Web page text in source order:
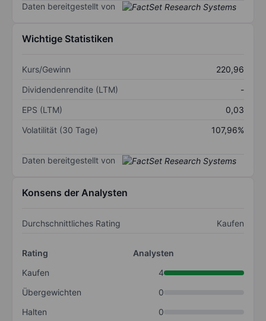
Daten bereitgestellt von
Wichtige Statistiken
Kurs/Gewinn
220,96
Dividendenrendite (LTM)
-
EPS (LTM)
0,03
Volatilität (30 Tage)
107,96%
Daten bereitgestellt von
Konsens der Analysten
Durchschnittliches Rating Kaufen
Rating
Analysten
Kaufen
4
Übergewichten
0
Halten
0